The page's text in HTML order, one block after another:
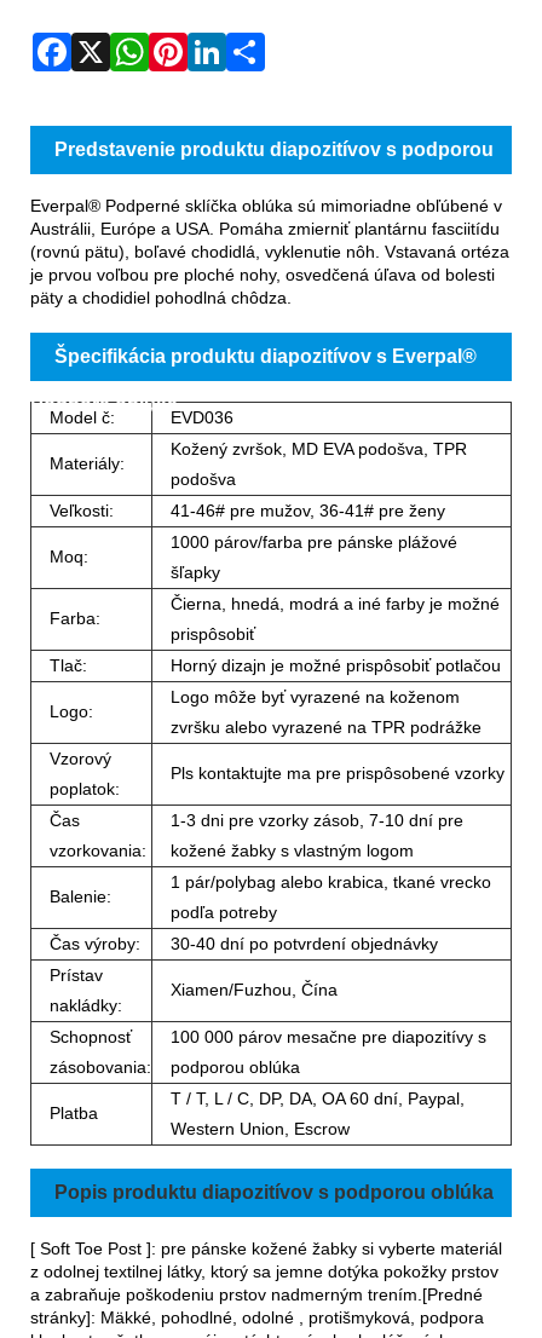
Predstavenie produktu diapozitívov s podporou
oblúka
Everpal® Podperné sklíčka oblúka sú mimoriadne obľúbené v
Austrálii, Európe a USA. Pomáha zmierniť plantárnu fasciitídu
(rovnú pätu), boľavé chodidlá, vyklenutie nôh. Vstavaná ortéza
je prvou voľbou pre ploché nohy, osvedčená úľava od bolesti
päty a chodidiel pohodlná chôdza.
Špecifikácia produktu diapozitívov s Everpal®
Podpora oblúka
Model č: EVD036
Materiály:
Kožený zvršok, MD EVA podošva, TPR
podošva
Veľkosti:
41-46# pre mužov, 36-41# pre ženy
Moq:
1000 párov/farba pre pánske plážové
šľapky
Farba:
Čierna, hnedá, modrá a iné farby je možné
prispôsobiť
Tlač:
Horný dizajn je možné prispôsobiť potlačou
Logo:
Logo môže byť vyrazené na koženom
zvršku alebo vyrazené na TPR podrážke
Vzorový
poplatok:
Pls kontaktujte ma pre prispôsobené vzorky
Čas
vzorkovania:
1-3 dni pre vzorky zásob, 7-10 dní pre
kožené žabky s vlastným logom
Balenie:
1 pár/polybag alebo krabica, tkané vrecko
podľa potreby
Čas výroby:
30-40 dní po potvrdení objednávky
Prístav
nakládky:
Xiamen/Fuzhou, Čína
Schopnosť
zásobovania:
100 000 párov mesačne pre diapozitívy s
podporou oblúka
Platba
T / T, L / C, DP, DA, OA 60 dní, Paypal,
Western Union, Escrow
Popis produktu diapozitívov s podporou oblúka
[ Soft Toe Post ]: pre pánske kožené žabky si vyberte materiál
z odolnej textilnej látky, ktorý sa jemne dotýka pokožky prstov
a zabraňuje poškodeniu prstov nadmerným trením.[Predné
stránky]: Mäkké, pohodlné, odolné , protišmyková, podpora